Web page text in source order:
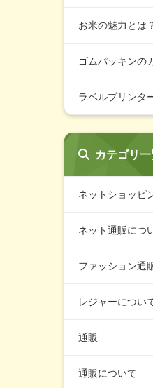
お米の魅力とは
ゴムパッキンの
ラベルプリンタ
カテゴリ
ネットショッピ
ネット通販につ
ファッション通
レジャーについ
通販
通販について